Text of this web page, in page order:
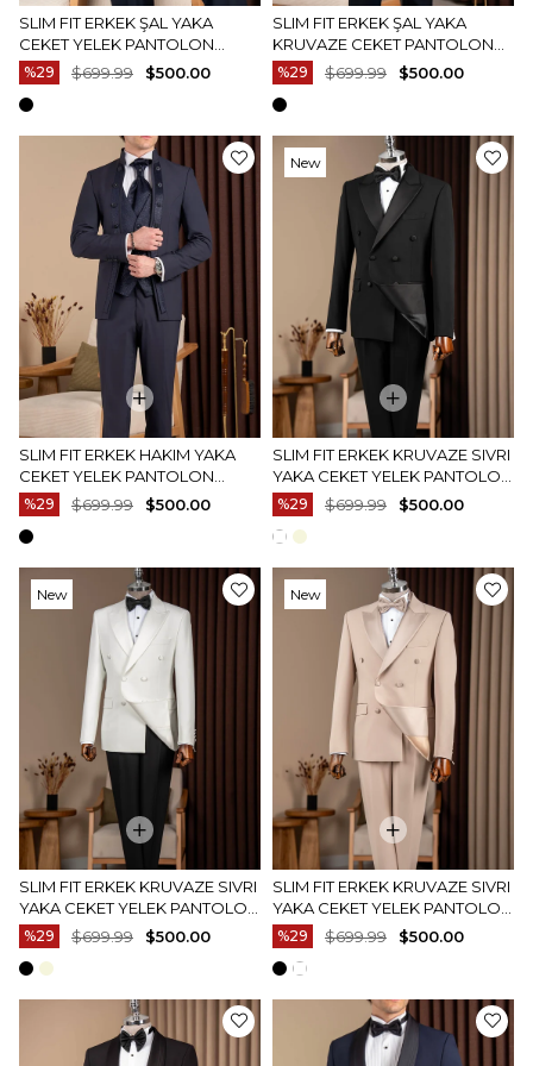
SLIM FIT ERKEK ŞAL YAKA
CEKET YELEK PANTOLON
DAMATLIK SET LACIVERT
T20072-02
%29 $500.00
$699.99
SLIM FIT ERKEK ŞAL YAKA
KRUVAZE CEKET PANTOLON
DAMATLIK SET LACIVERT
T20074-02
%29 $500.00
$699.99
SLIM FIT ERKEK HAKIM YAKA
CEKET YELEK PANTOLON
DAMATLIK SET LACIVERT
T20078-02
%29 $500.00
$699.99
SLIM FIT ERKEK KRUVAZE SIVRI
YAKA CEKET YELEK PANTOLON
DAMATLIK SET SIYAH T20077-01
%29 $500.00
$699.99
New
SLIM FIT ERKEK KRUVAZE SIVRI
YAKA CEKET YELEK PANTOLON
DAMATLIK SET BEYAZ T20077-
07
%29 $500.00
$699.99
New
SLIM FIT ERKEK KRUVAZE SIVRI
YAKA CEKET YELEK PANTOLON
DAMATLIK SET BEJ T20077-09
%29 $500.00
$699.99
New